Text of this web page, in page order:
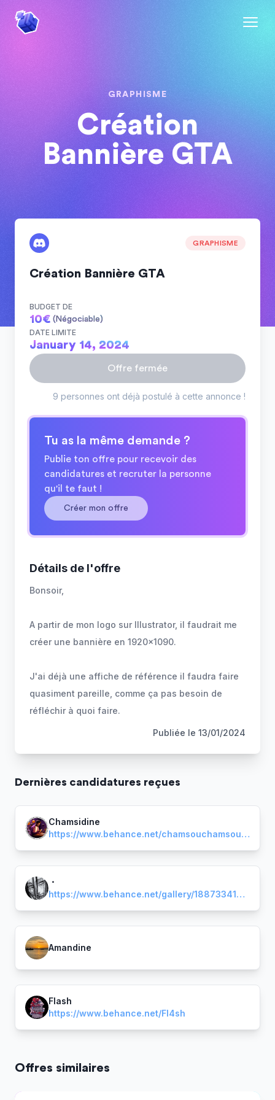
GRAPHISME
Création
Bannière GTA
GRAPHISME
Création Bannière GTA
BUDGET DE
10€ (Négociable)
DATE LIMITE
January 14, 2024
Offre fermée
9 personnes ont déjà postulé à cette annonce !
Tu as la même demande ?
Publie ton offre pour recevoir des
candidatures et recruter la personne
qu'il te faut !
Créer mon offre
Détails de l'offre
Bonsoir,
A partir de mon logo sur Illustrator, il faudrait me
créer une bannière en 1920x1090.
J'ai déjà une affiche de référence il faudra faire
quasiment pareille, comme ça pas besoin de
réfléchir à quoi faire.
Publiée le 13/01/2024
Dernières candidatures reçues
Chamsidine
https://www.behance.net/chamsouchamsou1/appreciated
່່・
https://www.behance.net/gallery/188733415/Portofolio-ShhhIta
Amandine
Flash
https://www.behance.net/Fl4sh
Offres similaires